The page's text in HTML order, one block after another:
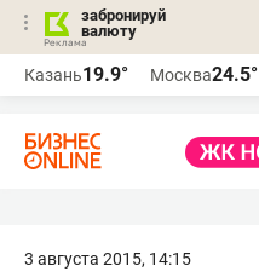
забронируй
валюту
Казань19.9° Москва24.5°
3 августа 2015, 14:15